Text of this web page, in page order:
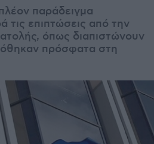
παράδειγμα
τις επιπτώσεις από την
όπως διαπιστώνουν
πρόσφατα στη